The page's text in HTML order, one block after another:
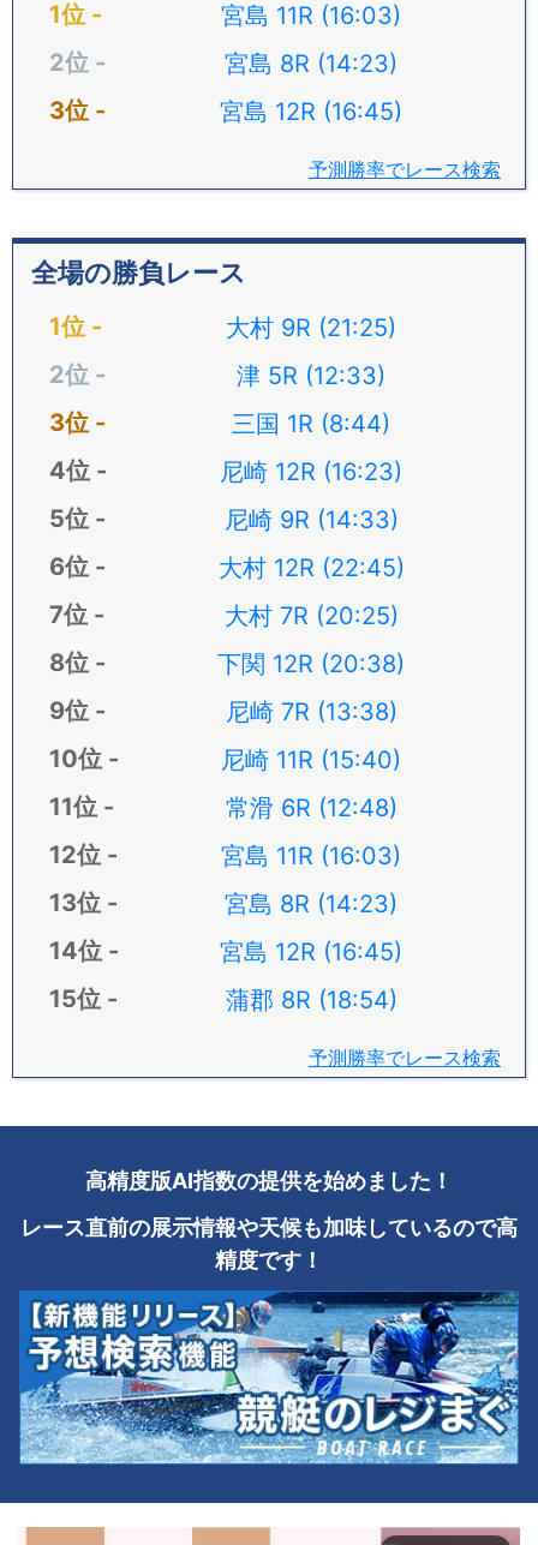
宮島 11R (16:03)
宮島 8R (14:23)
宮島 12R (16:45)
予測勝率でレース検索
全場の勝負レース
大村 9R (21:25)
津 5R (12:33)
三国 1R (8:44)
尼崎 12R (16:23)
尼崎 9R (14:33)
大村 12R (22:45)
大村 7R (20:25)
下関 12R (20:38)
尼崎 7R (13:38)
尼崎 11R (15:40)
常滑 6R (12:48)
宮島 11R (16:03)
宮島 8R (14:23)
宮島 12R (16:45)
蒲郡 8R (18:54)
予測勝率でレース検索
高精度版AI指数の提供を始めました！
レース直前の展示情報や天候も加味しているので高
精度です！